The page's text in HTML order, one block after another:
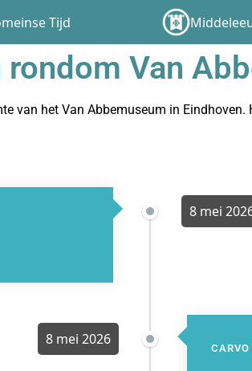
Tijd
Van
van het Van Abbemuseum in
8 mei
8 mei 2026
CARVO